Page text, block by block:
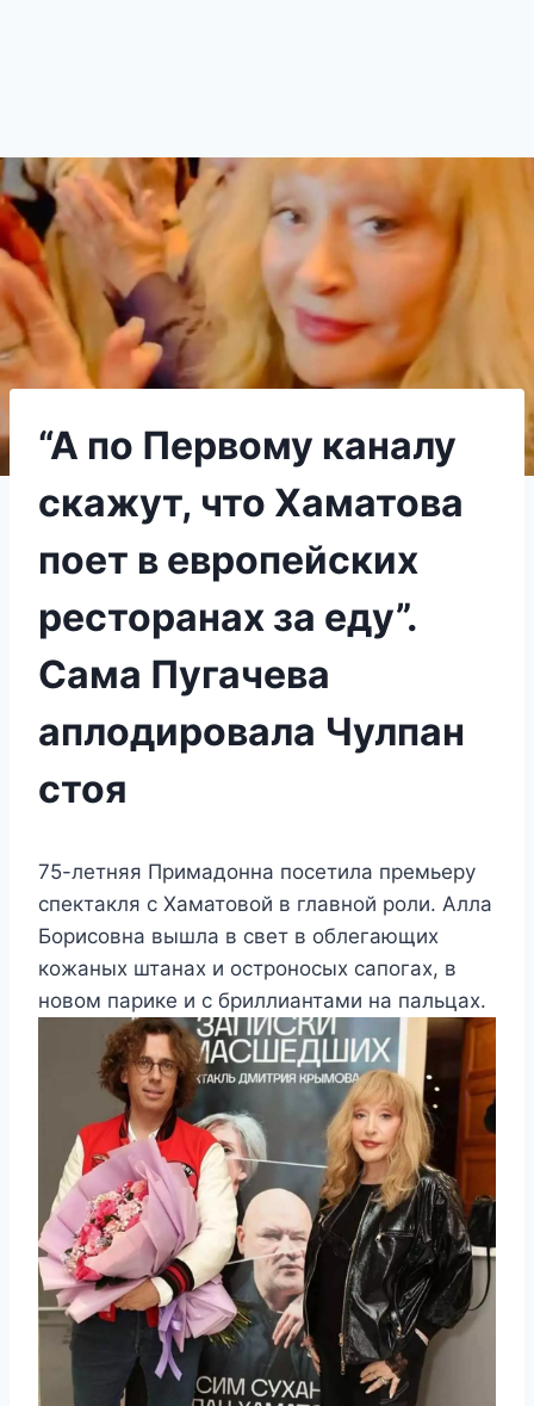
“А по Первому каналу
скажут, что Хаматова
поет в европейских
ресторанах за еду”.
Сама Пугачева
аплодировала Чулпан
стоя
75-летняя Примадонна посетила премьеру
спектакля с Хаматовой в главной роли. Алла
Борисовна вышла в свет в облегающих
кожаных штанах и остроносых сапогах, в
новом парике и с бриллиантами на пальцах.